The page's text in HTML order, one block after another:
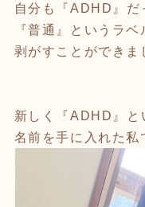
自分も『ADHD』だ
『普通』というラベ
剥がすことができま
新しく『ADHD』と
名前を手に入れた私